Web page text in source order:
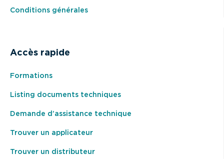
Conditions générales
Accès rapide
Formations
Listing documents techniques
Demande d’assistance technique
Trouver un applicateur
Trouver un distributeur